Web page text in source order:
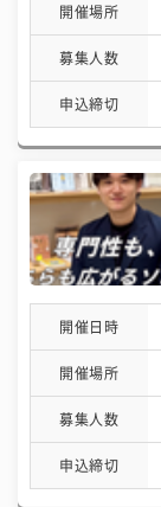
開催場所
募集人数
申込締切
開催日時
開催場所
募集人数
申込締切